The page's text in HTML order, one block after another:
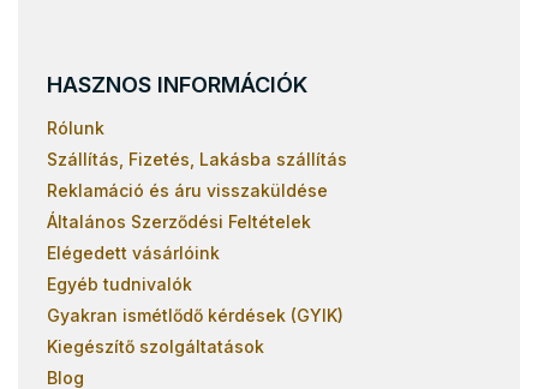
HASZNOS INFORMÁCIÓK
Rólunk
Szállítás, Fizetés, Lakásba szállítás
Reklamáció és áru visszaküldése
Általános Szerződési Feltételek
Elégedett vásárlóink
Egyéb tudnivalók
Gyakran ismétlődő kérdések (GYIK)
Kiegészítő szolgáltatások
Blog